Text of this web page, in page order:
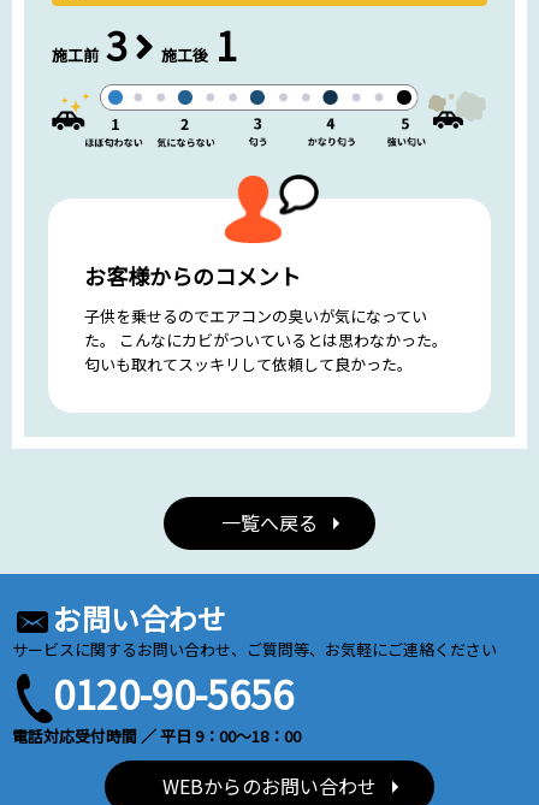
施工前 3 施工後 1
お客様からのコメント
子供を乗せるのでエアコンの臭いが気になってい
た。 こんなにカビがついているとは思わなかった。
匂いも取れてスッキリして依頼して良かった。
一覧へ戻る
お問い合わせ
サービスに関するお問い合わせ、ご質問等、お気軽にご連絡ください
0120-90-5656
電話対応受付時間 ／ 平日 9：00～18：00
WEBからのお問い合わせ